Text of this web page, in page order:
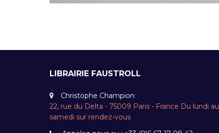
LIBRAIRIE FAUSTROLL
Christophe Champion
22, rue du Delta - 75009 Paris - France Du lundi au
samedi sur rendez-vous